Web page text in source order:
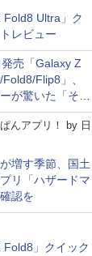
Fold8 Ultra」ク
レビュー
売「Galaxy Z
Flip8」、
が驚いた「そば
並みの薄さ」
んアプリ！ by 日
増す季節、国土
リ「ハザードマ
認を
Fold8」クイック